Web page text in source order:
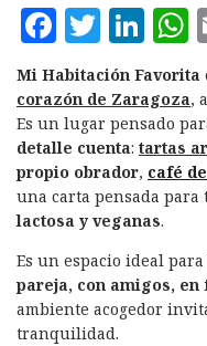
F
a
c
e
b
o
o
k
T
w
it
te
r
L
i
n
k
e
d
I
n
s
Mi Habitación Favorita
corazón de Zaragoza,
Es un lugar pensado
detalle cuenta: tartas
propio obrador, café
una carta pensada para
lactosa y veganas.
Es un espacio ideal para
pareja, con amigos,
ambiente acogedor
tranquilidad.